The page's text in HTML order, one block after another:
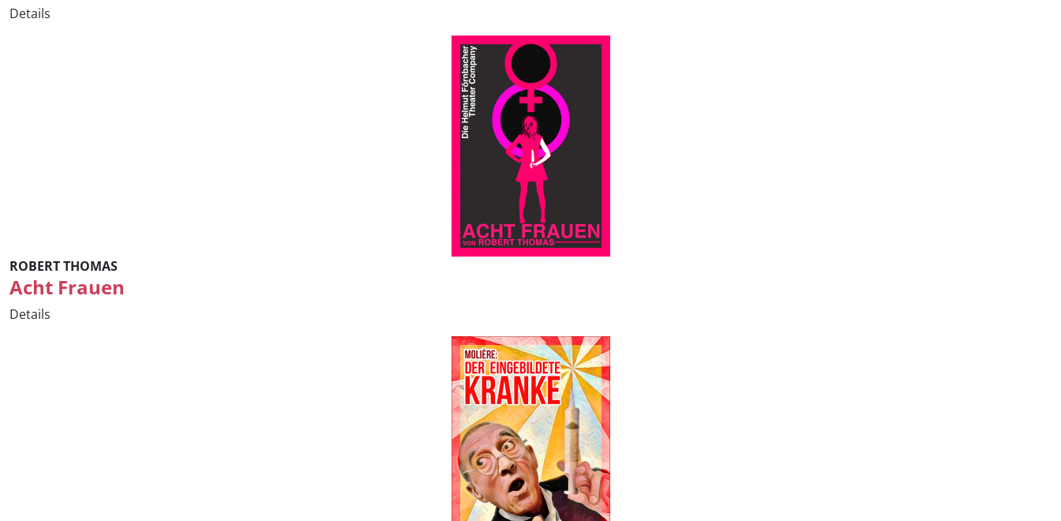
Details
ROBERT THOMAS
Acht Frauen
Details